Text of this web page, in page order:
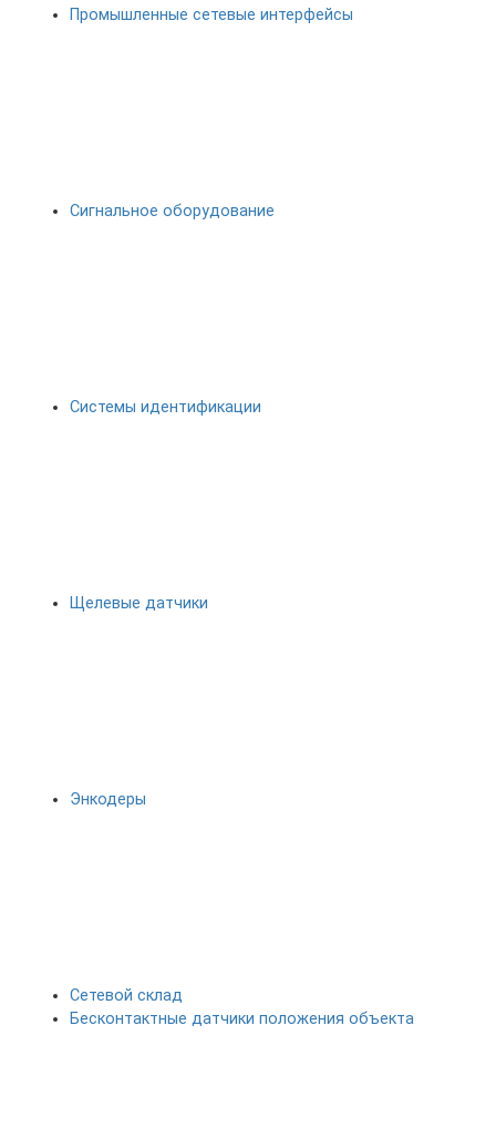
Промышленные сетевые интерфейсы
Сигнальное оборудование
Системы идентификации
Щелевые датчики
Энкодеры
Сетевой склад
Бесконтактные датчики положения объекта